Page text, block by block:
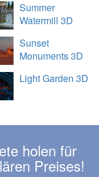
Summer
Watermill 3D
Sunset
Monuments 3D
Light Garden 3D
holen für
Preises!